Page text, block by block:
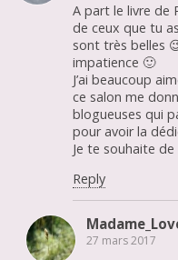
A part le livre de
de ceux que tu
sont très belles
impatience 🙂
J’ai beaucoup
ce salon me
blogueuses qui
pour avoir la
Je te souhaite
Reply
27 mars 2017